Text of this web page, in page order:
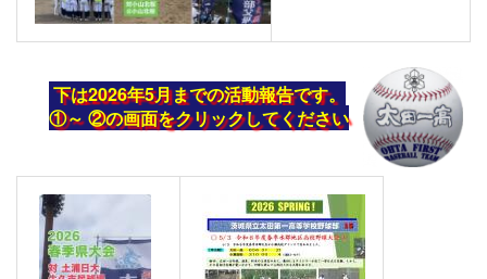
下は2026年5月までの活動報告です。
①～ ②の画面をクリックしてください